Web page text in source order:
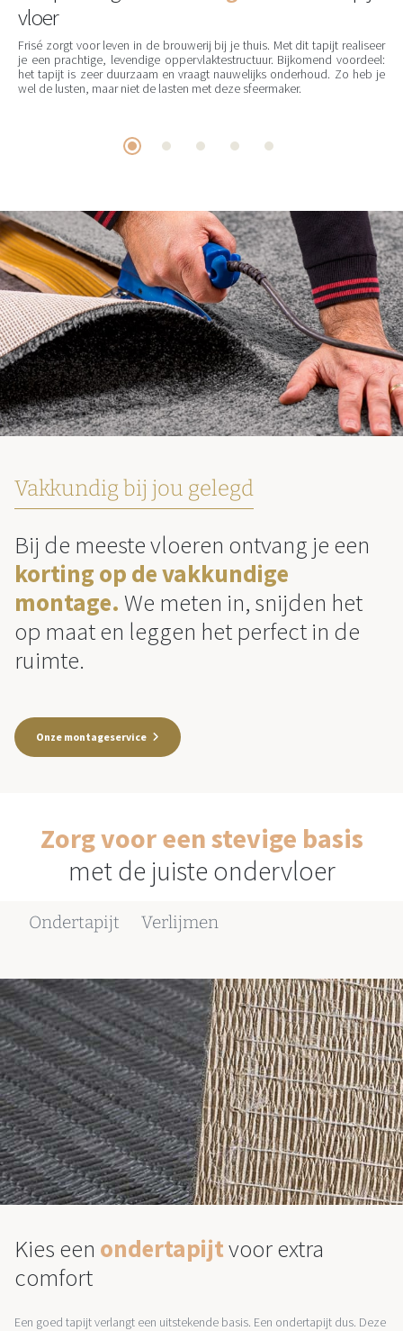
vloer
Frisé zorgt voor leven in de brouwerij bij je thuis. Met dit tapijt realiseer
je een prachtige, levendige oppervlaktestructuur. Bijkomend voordeel:
het tapijt is zeer duurzaam en vraagt nauwelijks onderhoud. Zo heb je
wel de lusten, maar niet de lasten met deze sfeermaker.
Vakkundig bij jou gelegd
Bij de meeste vloeren ontvang je een
korting op de vakkundige
montage. We meten in, snijden het
op maat en leggen het perfect in de
ruimte.
Onze montageservice
Zorg voor een stevige basis
met de juiste ondervloer
Ondertapijt Verlijmen
Kies een ondertapijtvoor extra
comfort
Een goed tapijt verlangt een uitstekende basis. Een ondertapijt dus. Deze